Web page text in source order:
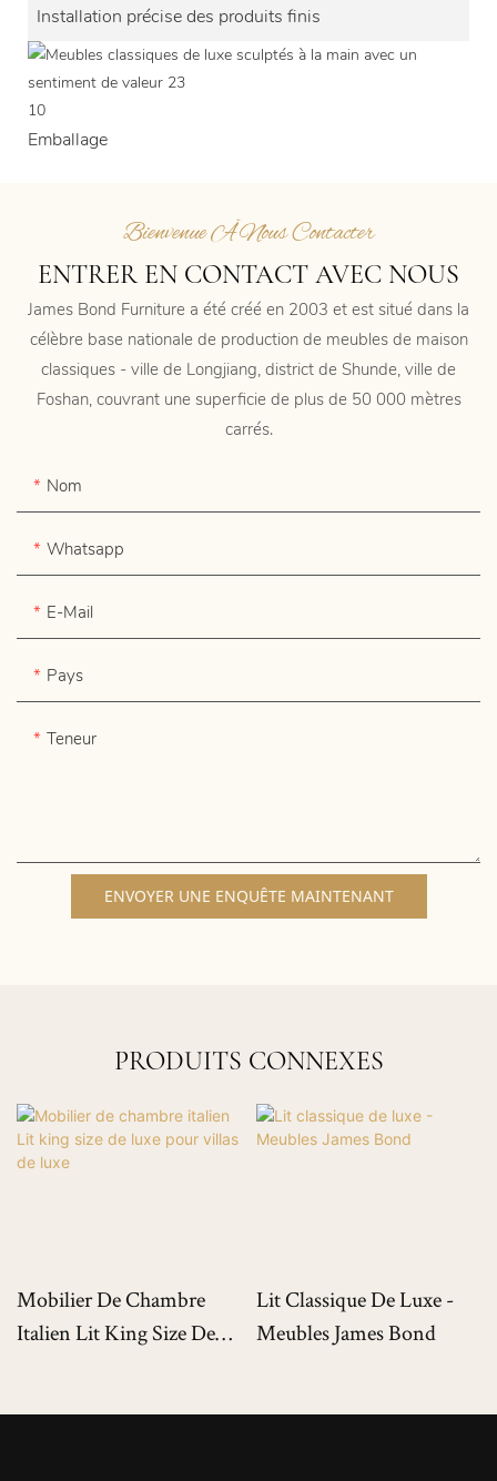
Installation précise des produits finis
10
Emballage
Bienvenue À Nous Contacter
ENTRER EN CONTACT AVEC NOUS
James Bond Furniture a été créé en 2003 et est situé dans la
célèbre base nationale de production de meubles de maison
classiques - ville de Longjiang, district de Shunde, ville de
Foshan, couvrant une superficie de plus de 50 000 mètres
carrés.
Nom
Whatsapp
E-Mail
Pays
Teneur
ENVOYER UNE ENQUÊTE MAINTENANT
PRODUITS CONNEXES
Mobilier De Chambre
Italien Lit King Size De
Lit Classique De Luxe -
Meubles James Bond